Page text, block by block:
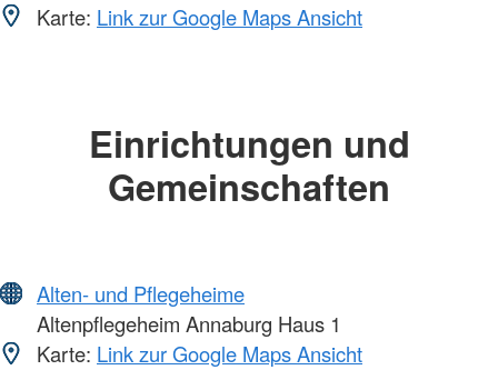
Karte: Link zur Google Maps Ansicht
Einrichtungen und
Gemeinschaften
Alten- und Pflegeheime
Altenpflegeheim Annaburg Haus 1
Karte: Link zur Google Maps Ansicht